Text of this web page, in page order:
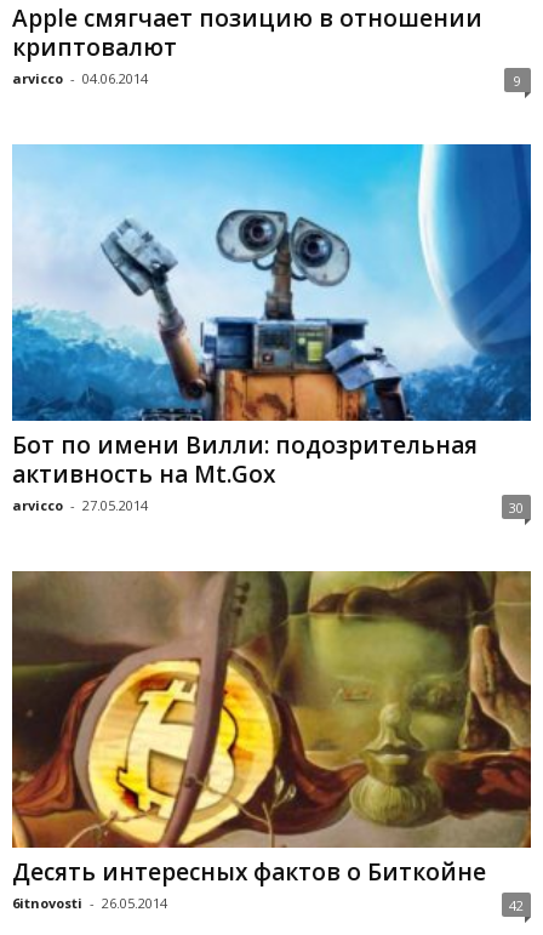
Apple смягчает позицию в отношении
криптовалют
arvicco - 04.06.2014 9
Бот по имени Вилли: подозрительная
активность на Mt.Gox
arvicco - 27.05.2014 30
Десять интересных фактов о Биткойне
6itnovosti - 26.05.2014 42